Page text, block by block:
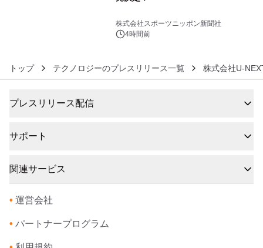
株式会社スポーツニッポン新聞社
4時間前
トップ テクノロジーのプレスリリース一覧 株式会社U-
プレスリリース配信
サポート
関連サービス
• 運営会社
• パートナープログラム